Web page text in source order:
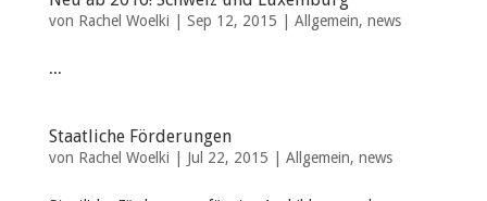
von Rachel Woelki Sep 12, 2015 Allgemein, news
...
Staatliche Förderungen
von Rachel Woelki Jul 22, 2015 Allgemein, news